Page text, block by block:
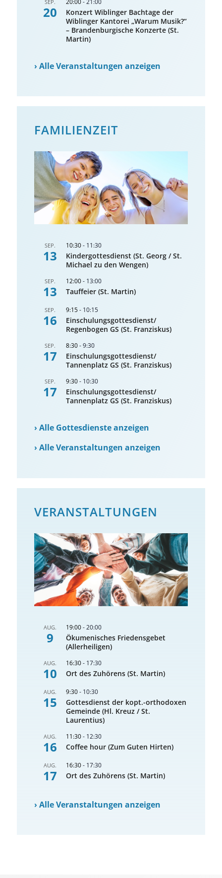
SEP.
20
Konzert Wiblinger Bachtage der
Wiblinger Kantorei „Warum Musik?“
– Brandenburgische Konzerte (St.
Martin)
›Alle Veranstaltungen anzeigen
FAMILIENZEIT
SEP.
13
10:30- 11:30
Kindergottesdienst (St. Georg / St.
Michael zu den Wengen)
SEP.
13
12:00- 13:00
Tauffeier (St. Martin)
SEP.
16
9:15- 10:15
Einschulungsgottesdienst/
Regenbogen GS (St. Franziskus)
SEP.
17
8:30-9:30
Einschulungsgottesdienst/
Tannenplatz GS (St. Franziskus)
SEP.
17
9:30- 10:30
Einschulungsgottesdienst/
Tannenplatz GS (St. Franziskus)
›Alle Gottesdienste anzeigen
›Alle Veranstaltungen anzeigen
VERANSTALTUNGEN
AUG.
9
19:00-20:00
Ökumenisches Friedensgebet
(Allerheiligen)
AUG.
10
16:30- 17:30
Ort des Zuhörens (St. Martin)
AUG.
15
9:30- 10:30
Gottesdienst der kopt.-orthodoxen
Gemeinde (Hl. Kreuz / St.
Laurentius)
AUG.
16
11:30- 12:30
Coffee hour (Zum Guten Hirten)
AUG.
17
16:30- 17:30
Ort des Zuhörens (St. Martin)
›Alle Veranstaltungen anzeigen